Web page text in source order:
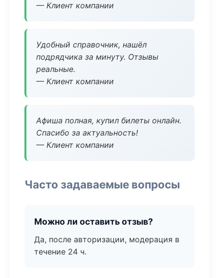
— Клиент компании
Удобный справочник, нашёл
подрядчика за минуту. Отзывы
реальные.
— Клиент компании
Афиша полная, купил билеты онлайн.
Спасибо за актуальность!
— Клиент компании
Часто задаваемые вопросы
Можно ли оставить отзыв?
Да, после авторизации, модерация в
течение 24 ч.